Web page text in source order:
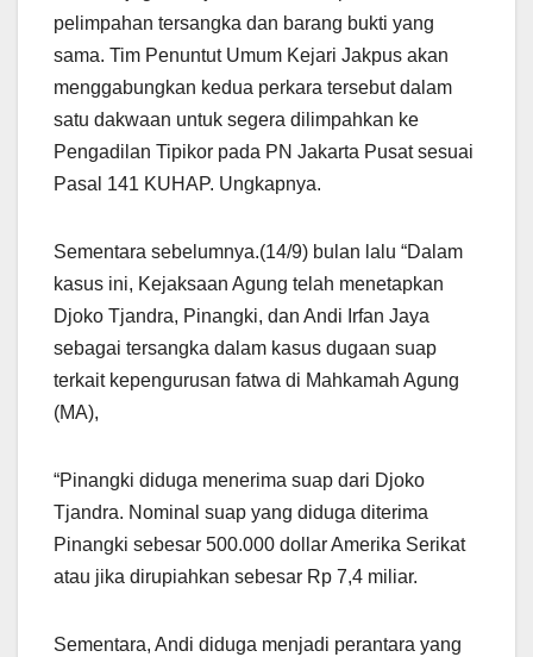
pelimpahan tersangka dan barang bukti yang
sama. Tim Penuntut Umum Kejari Jakpus akan
menggabungkan kedua perkara tersebut dalam
satu dakwaan untuk segera dilimpahkan ke
Pengadilan Tipikor pada PN Jakarta Pusat sesuai
Pasal 141 KUHAP. Ungkapnya.
Sementara sebelumnya.(14/9) bulan lalu “Dalam
kasus ini, Kejaksaan Agung telah menetapkan
Djoko Tjandra, Pinangki, dan Andi Irfan Jaya
sebagai tersangka dalam kasus dugaan suap
terkait kepengurusan fatwa di Mahkamah Agung
(MA),
“Pinangki diduga menerima suap dari Djoko
Tjandra. Nominal suap yang diduga diterima
Pinangki sebesar 500.000 dollar Amerika Serikat
atau jika dirupiahkan sebesar Rp 7,4 miliar.
Sementara, Andi diduga menjadi perantara yang